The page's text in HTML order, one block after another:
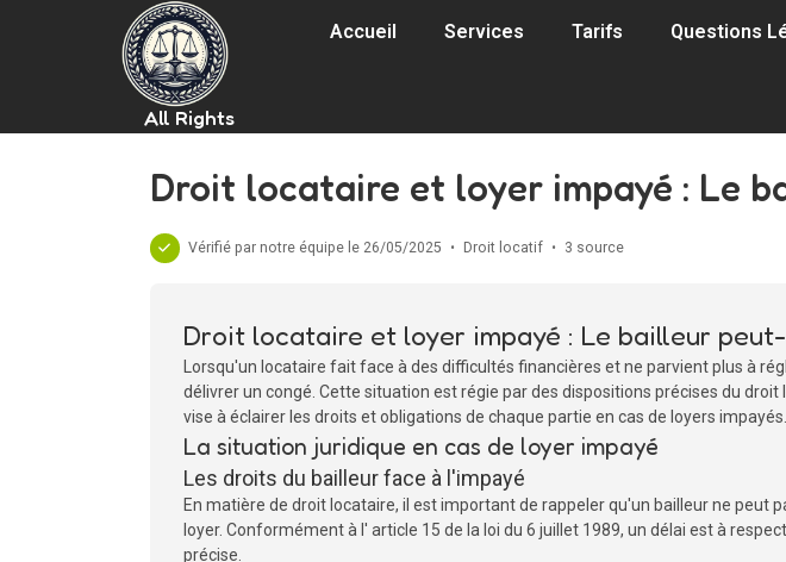
All Rights
Accueil Services Tarifs Questions
Droit locataire et loyer impayé : Le
Vérifié par notre équipe le 26/05/2025 • Droit locatif • 3 source
Droit locataire et loyer impayé : Le bailleur
Lorsqu'un locataire fait face à des difficultés financières et ne parvient plus à
délivrer un congé. Cette situation est régie par des dispositions précises du
vise à éclairer les droits et obligations de chaque partie en cas de loyers impayés.
La situation juridique en cas de loyer impayé
Les droits du bailleur face à l'impayé
En matière de droit locataire, il est important de rappeler qu'un bailleur ne peut
loyer. Conformément à l' article 15 de la loi du 6 juillet 1989, un délai est à
précise.